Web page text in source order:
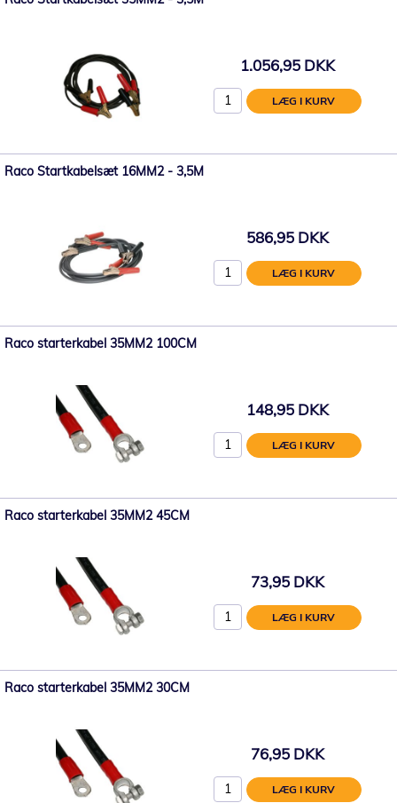
1.056,95 DKK
LÆG I KURV
Raco Startkabelsæt 16MM2 - 3,5M
586,95 DKK
LÆG I KURV
Raco starterkabel 35MM2 100CM
148,95 DKK
LÆG I KURV
Raco starterkabel 35MM2 45CM
73,95 DKK
LÆG I KURV
Raco starterkabel 35MM2 30CM
76,95 DKK
LÆG I KURV